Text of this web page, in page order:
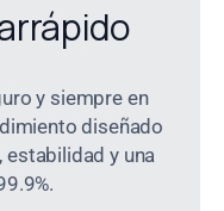
y siempre en
diseñado
y una